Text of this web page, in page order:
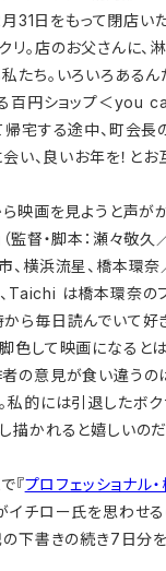
月31日をもって閉店い
。店のお父さんに、淋
たち。いろいろあるん
百円ショップ＜you
宅する途中、町会長
い、良いお年を！と
映画を見ようと声がか
（監督・脚本：瀬々敬
、横浜流星、橋本環
、Taichi は橋本環奈の
ら毎日読んでいて好
して映画になるとは。
の意見が食い違うの
私的には引退したボ
描かれると嬉しいの
『プロフェッショナル
イチロー氏を思わせ
の下書きの続き7日分を